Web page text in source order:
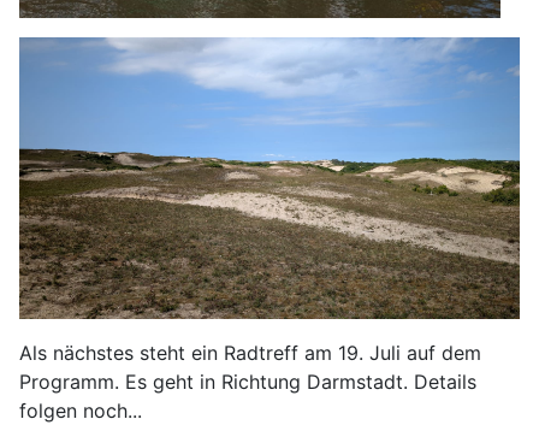
Als nächstes steht ein Radtreff am 19. Juli auf dem
Programm. Es geht in Richtung Darmstadt. Details
folgen noch...